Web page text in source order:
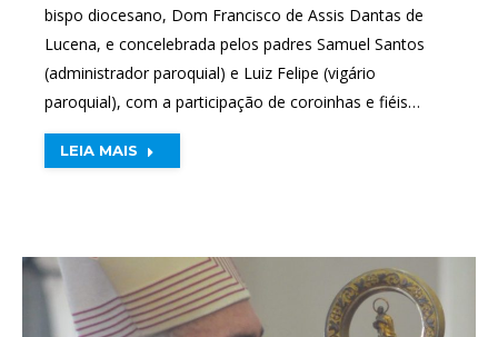
bispo diocesano, Dom Francisco de Assis Dantas de
Lucena, e concelebrada pelos padres Samuel Santos
(administrador paroquial) e Luiz Felipe (vigário
paroquial), com a participação de coroinhas e fiéis…
LEIA MAIS